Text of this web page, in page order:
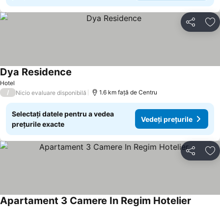
Distribuiți
Hotel
Dya Residence
/ Nicio evaluare disponibilă 1.6 km faţă de Centru
Selectați datele pentru a vedea
prețurile exacte
Vedeți prețurile
Distribuiți
Apartament 3 Camere In Regim Hotelier